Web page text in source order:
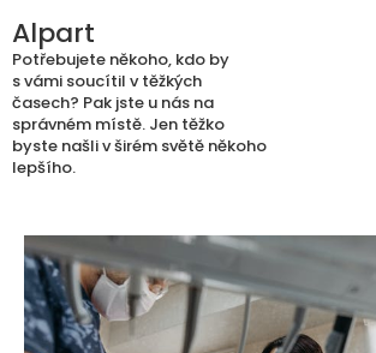
to
content
Alpart
Potřebujete někoho, kdo by
s vámi soucítil v těžkých
časech? Pak jste u nás na
správném místě. Jen těžko
byste našli v širém světě někoho
lepšího.